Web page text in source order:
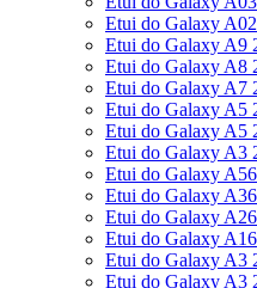
Etui do Galaxy
Etui do Galaxy A9
Etui do Galaxy A8
Etui do Galaxy A7
Etui do Galaxy A5
Etui do Galaxy A5
Etui do Galaxy A3
Etui do Galaxy
Etui do Galaxy
Etui do Galaxy
Etui do Galaxy A16
Etui do Galaxy A3
Etui do Galaxy A3